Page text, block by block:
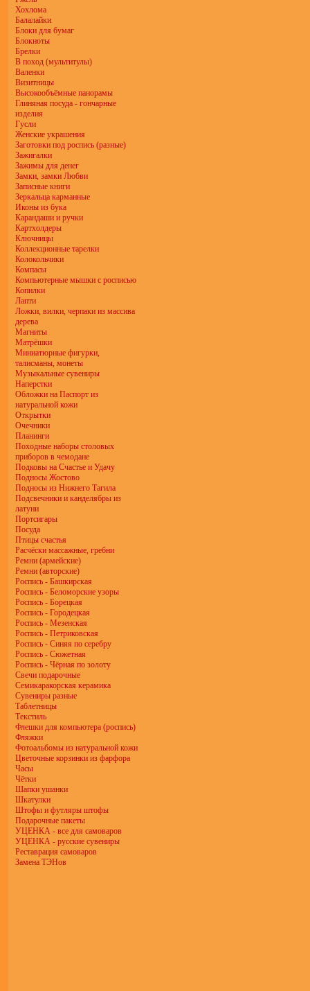
Хохлома
Балалайки
Блоки для бумаг
Блокноты
Брелки
В поход (мультитулы)
Валенки
Визитницы
Высокообъёмные панорамы
Глиняная посуда - гончарные
изделия
Гусли
Женские украшения
Заготовки под роспись (разные)
Зажигалки
Зажимы для денег
Замки, замки Любви
Записные книги
Зеркальца карманные
Иконы из бука
Карандаши и ручки
Картхолдеры
Ключницы
Коллекционные тарелки
Колокольчики
Компасы
Компьютерные мышки с росписью
Копилки
Лапти
Ложки, вилки, черпаки из массива
дерева
Магниты
Матрёшки
Миниатюрные фигурки,
талисманы, монеты
Музыкальные сувениры
Наперстки
Обложки на Паспорт из
натуральной кожи
Открытки
Очечники
Планинги
Походные наборы столовых
приборов в чемодане
Подковы на Счастье и Удачу
Подносы Жостово
Подносы из Нижнего Тагила
Подсвечники и канделябры из
латуни
Портсигары
Посуда
Птицы счастья
Расчёски массажные, гребни
Ремни (армейские)
Ремни (авторские)
Роспись - Башкирская
Роспись - Беломорские узоры
Роспись - Борецкая
Роспись - Городецкая
Роспись - Мезенская
Роспись - Петриковская
Роспись - Синяя по серебру
Роспись - Сюжетная
Роспись - Чёрная по золоту
Свечи подарочные
Семикаракорская керамика
Сувениры разные
Таблетницы
Текстиль
Флешки для компьютера (роспись)
Фляжки
Фотоальбомы из натуральной кожи
Цветочные корзинки из фарфора
Часы
Чётки
Шапки ушанки
Шкатулки
Штофы и футляры штофы
Подарочные пакеты
УЦЕНКА - все для самоваров
УЦЕНКА - русские сувениры
Реставрация самоваров
Замена ТЭНов